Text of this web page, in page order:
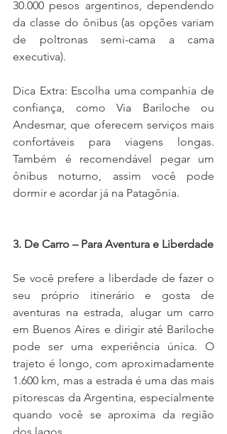
30.000 pesos argentinos, dependendo
da classe do ônibus (as opções variam
de poltronas semi-cama a cama
executiva).
Dica Extra: Escolha uma companhia de
confiança, como Via Bariloche ou
Andesmar, que oferecem serviços mais
confortáveis para viagens longas.
Também é recomendável pegar um
ônibus noturno, assim você pode
dormir e acordar já na Patagônia.
3. De Carro – Para Aventura e Liberdade
Se você prefere a liberdade de fazer o
seu próprio itinerário e gosta de
aventuras na estrada, alugar um carro
em Buenos Aires e dirigir até Bariloche
pode ser uma experiência única. O
trajeto é longo, com aproximadamente
1.600 km, mas a estrada é uma das mais
pitorescas da Argentina, especialmente
quando você se aproxima da região
dos lagos.